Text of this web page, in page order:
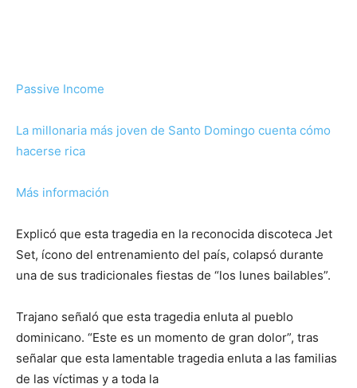
Passive Income
La millonaria más joven de Santo Domingo cuenta cómo
hacerse rica
Más información
Explicó que esta tragedia en la reconocida discoteca Jet
Set, ícono del entrenamiento del país, colapsó durante
una de sus tradicionales fiestas de “los lunes bailables”.
Trajano señaló que esta tragedia enluta al pueblo
dominicano. “Este es un momento de gran dolor”, tras
señalar que esta lamentable tragedia enluta a las familias
de las víctimas y a toda la